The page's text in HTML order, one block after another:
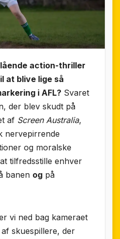
action-thriller
at blive lige så
i AFL? Svaret
der blev skudt på
af Screen Australia,
nervepirrende
og moralske
tilfredsstille enhver
banen og på
vi ned bag kameraet
skuespillere, der